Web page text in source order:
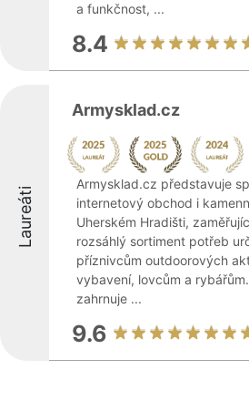
a funkčnost, ...
8.4
Laureáti
Armysklad.cz
Armysklad.cz představuje
internetový obchod i
Uherském Hradišti,
rozsáhlý sortiment potřeb
příznivcům outdoorových
vybavení, lovcům a
zahrnuje ...
9.6